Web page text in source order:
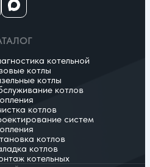
котельной
котлы
котлы
котлов
котлов
систем
котлов
котлов
котельных